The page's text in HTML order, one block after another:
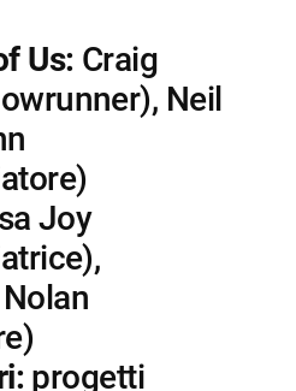
Us: Craig
Neil
Joy
progetti